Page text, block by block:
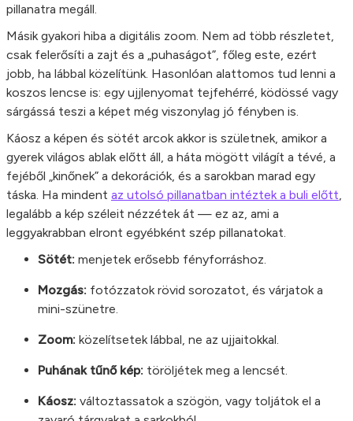
pillanatra megáll.
Másik gyakori hiba a digitális zoom. Nem ad több részletet,
csak felerősíti a zajt és a „puhaságot”, főleg este, ezért
jobb, ha lábbal közelítünk. Hasonlóan alattomos tud lenni a
koszos lencse is: egy ujjlenyomat tejfehérré, ködössé vagy
sárgássá teszi a képet még viszonylag jó fényben is.
Káosz a képen és sötét arcok akkor is születnek, amikor a
gyerek világos ablak előtt áll, a háta mögött világít a tévé, a
fejéből „kinőnek” a dekorációk, és a sarokban marad egy
táska. Ha mindent az utolsó pillanatban intéztek a buli előtt
legalább a kép széleit nézzétek át — ez az, ami a
leggyakrabban elront egyébként szép pillanatokat.
Sötét: menjetek erősebb fényforráshoz.
Mozgás: fotózzatok rövid sorozatot, és várjatok a
mini-szünetre.
Zoom: közelítsetek lábbal, ne az ujjaitokkal.
Puhának tűnő kép: töröljétek meg a lencsét.
Káosz: változtassatok a szögön, vagy toljátok el a